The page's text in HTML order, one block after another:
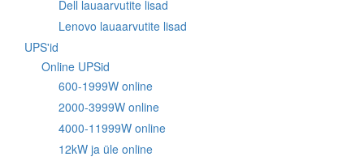
Dell lauaarvutite lisad
Lenovo lauaarvutite lisad
UPS'id
Online UPSid
600-1999W online
2000-3999W online
4000-11999W online
12kW ja üle online